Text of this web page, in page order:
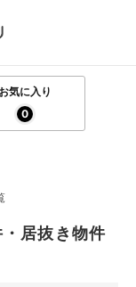
お気に入り
0
居抜き物件